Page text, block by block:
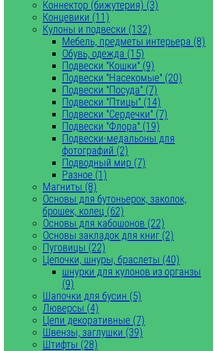
Коннектор (бижутерия) (3)
Концевики (11)
Кулоны и подвески (132)
Мебель, предметы интерьера (8)
Обувь, одежда (15)
Подвески "Кошки" (9)
Подвески "Насекомые" (20)
Подвески "Посуда" (7)
Подвески "Птицы" (14)
Подвески "Сердечки" (7)
Подвески "Флора" (19)
Подвески-медальоны для
фотографий (2)
Подводный мир (7)
Разное (1)
Магниты (8)
Основы для бутоньерок, заколок,
брошек, колец (62)
Основы для кабошонов (22)
Основы закладок для книг (2)
Пуговицы (22)
Цепочки, шнуры, браслеты (40)
шнурки для кулонов из органзы
(9)
Шапочки для бусин (5)
Люверсы (4)
Цепи декоративные (7)
Швензы, заглушки (39)
Штифты (28)